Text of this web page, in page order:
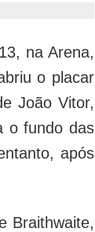
na Arena,
o placar
João Vitor,
o fundo das
após
Braithwaite,